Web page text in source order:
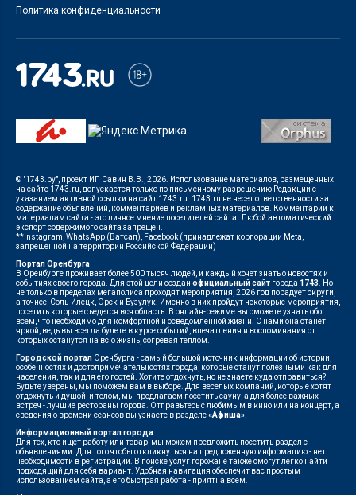
Политика конфиденциальности
© "1743.ру", проект ИП Савин В.В., 2026. Использование материалов, размещенных
на сайте 1743.ru, допускается только по письменному разрешению Редакции с
указанием активной ссылки на сайт 1743.ru. 1743.ru не несет ответственности за
содержание объявлений, комментариев и рекламных материалов. Комментарии к
материалам сайта - это личное мнение посетителей сайта. Любой автоматический
экспорт содержимого сайта запрещен.
**Instagram, WhatsApp (Ватсап), Facebook (принадлежат корпорации Meta,
запрещенной на территории Российской Федерации)
Портал Оренбурга
В Оренбурге проживает более 500 тысяч людей, и каждый хочет знать о новостях и
событиях своего города. Для этой цели создан официальный сайт города 1743 . Но
не только в пределах мегаполиса проходят мероприятия, 2026 год порадует округи,
а точнее, Соль-Илецк, Орск и Бузулук. Именно в них пройдут некоторые мероприятия,
посетить которые съедется вся область. В онлайн-режиме вы сможете узнать обо
всем, что необходимо для комфортной и осведомленной жизни. С нами она станет
яркой, ведь вы всегда будете в курсе событий, впечатления и воспоминания от
которых останутся на всю жизнь, согревая теплом.
Городской портал Оренбурга - самый большой источник информации об истории,
особенностях и достопримечательностях города, которые станут полезными как для
населения, так и для его гостей. Хотите отдохнуть, но не знаете куда отправиться?
Будьте уверены, мы поможем вам в выборе. Для веселых компаний, которые хотят
отдохнуть и душой, и телом, мы предлагаем посетить сауну, а для более важных
встреч - лучшие рестораны города. Отправьтесь с любимым в кино или на концерт, а
сведения о времени сеансов вы узнаете в разделе«Афиша»
Информационный портал города
Для тех, кто ищет работу или товар, мы можем предложить посетить раздел с
объявлениями. Для того чтобы откликнуться на предложенную информацию - нет
необходимости в регистрации. В поиске услуг горожане также смогут легко найти
подходящий для себя вариант. Удобная навигация обеспечит вас простым
использованием сайта, а его быстрая работа - приятна всем.